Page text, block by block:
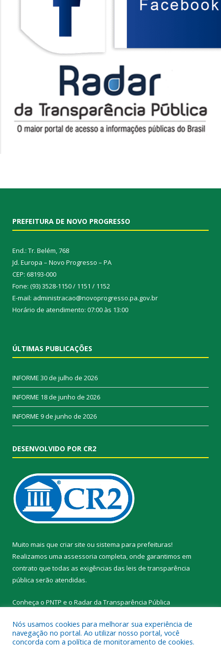
PREFEITURA DE NOVO PROGRESSO
End.: Tr. Belém, 768
Jd. Europa – Novo Progresso – PA
CEP: 68193-000
Fone: (93) 3528-1150 / 1151 / 1152
E-mail: administracao@novoprogresso.pa.gov.br
Horário de atendimento: 07:00 às 13:00
ÚLTIMAS PUBLICAÇÕES
INFORME 30 de julho de 2026
INFORME 18 de junho de 2026
INFORME 9 de junho de 2026
DESENVOLVIDO POR CR2
Muito mais que criar site ou sistema para prefeituras!
Realizamos uma assessoria completa, onde garantimos em
contrato que todas as exigências das leis de transparência
pública serão atendidas.
Conheça o PNTP e o Radar da Transparência Pública
Nós usamos cookies para melhorar sua experiência de
navegação no portal. Ao utilizar nosso portal, você
concorda com a política de monitoramento de cookies.